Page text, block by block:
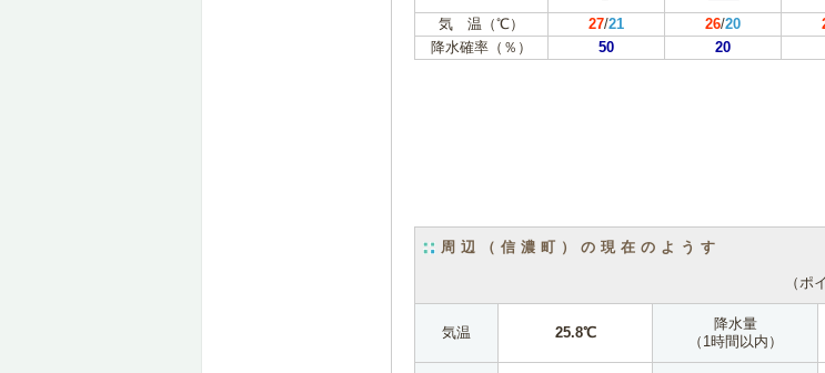
気 温（℃） 27/21 26/20
降水確率（％）
50 20
周辺（信濃町）の現在のようす
（ポ
気温 25.8℃
降水量
（1時間以内）